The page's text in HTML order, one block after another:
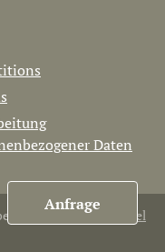
Daten
Erstellt von
Pavel
Anfrage